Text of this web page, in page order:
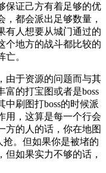
保证己方有着足够的优
都会派出足够数量，
有人想要从城门通过的
个地方的战斗都比较的
。
由于资源的问题而与其
的打宝图或者是boss
刷图打boss的时候派
用，这算是每一个行会
方的人的话，你在地图
抢。但如果你是被堵的
如果实力不够的话，